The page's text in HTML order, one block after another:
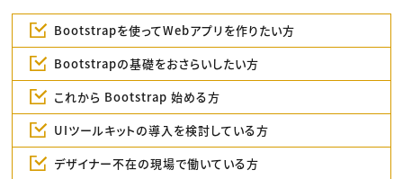
Bootstrapを使ってWebアプリを作りたい方
Bootstrapの基礎をおさらいしたい方
これから Bootstrap 始める方
UIツールキットの導入を検討している方
デザイナー不在の現場で働いている方